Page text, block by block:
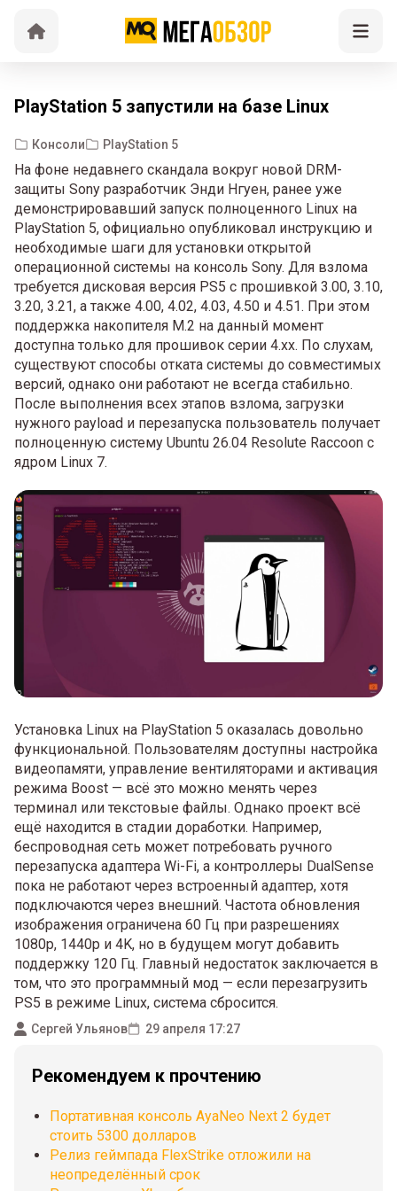
PlayStation 5 запустили на базе Linux
Консоли PlayStation 5
На фоне недавнего скандала вокруг новой DRM-
защиты Sony разработчик Энди Нгуен, ранее уже
демонстрировавший запуск полноценного Linux на
PlayStation 5, официально опубликовал инструкцию и
необходимые шаги для установки открытой
операционной системы на консоль Sony. Для взлома
требуется дисковая версия PS5 с прошивкой 3.00, 3.10,
3.20, 3.21, а также 4.00, 4.02, 4.03, 4.50 и 4.51. При этом
поддержка накопителя M.2 на данный момент
доступна только для прошивок серии 4.xx. По слухам,
существуют способы отката системы до совместимых
версий, однако они работают не всегда стабильно.
После выполнения всех этапов взлома, загрузки
нужного payload и перезапуска пользователь получает
полноценную систему Ubuntu 26.04 Resolute Raccoon с
ядром Linux 7.
Установка Linux на PlayStation 5 оказалась довольно
функциональной. Пользователям доступны настройка
видеопамяти, управление вентиляторами и активация
режима Boost — всё это можно менять через
терминал или текстовые файлы. Однако проект всё
ещё находится в стадии доработки. Например,
беспроводная сеть может потребовать ручного
перезапуска адаптера Wi-Fi, а контроллеры DualSense
пока не работают через встроенный адаптер, хотя
подключаются через внешний. Частота обновления
изображения ограничена 60 Гц при разрешениях
1080p, 1440p и 4K, но в будущем могут добавить
поддержку 120 Гц. Главный недостаток заключается в
том, что это программный мод — если перезагрузить
PS5 в режиме Linux, система сбросится.
Сергей Ульянов 29 апреля 17:27
Рекомендуем к прочтению
Портативная консоль AyaNeo Next 2 будет
стоить 5300 долларов
Релиз геймпада FlexStrike отложили на
неопределённый срок